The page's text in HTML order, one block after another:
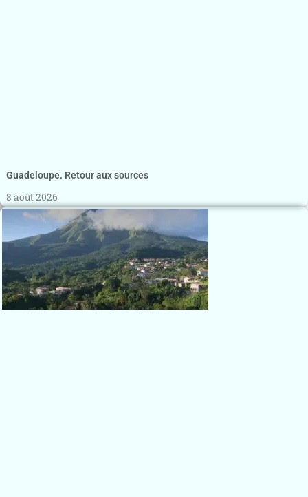
Guadeloupe. Retour aux sources
8 août 2026